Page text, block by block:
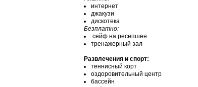
интернет
джакузи
дискотека
Безплатно:
сейф на ресепшен
тренажерный зал
Развлечения и спорт:
теннисный корт
оздоровительный центр
бассейн